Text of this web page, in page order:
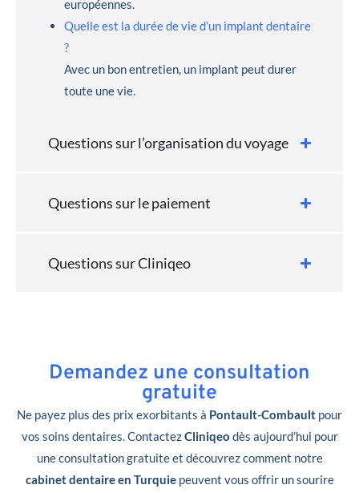
européennes.
Quelle est la durée de vie d’un implant dentaire
?
Avec un bon entretien, un implant peut durer
toute une vie.
Questions sur l’organisation du voyage
Questions sur le paiement
Questions sur Cliniqeo
Demandez une consultation
gratuite
Ne payez plus des prix exorbitants à Pontault-Combault pour
vos soins dentaires. ContactezCliniqeo dès aujourd’hui pour
une consultation gratuite et découvrez comment notre
cabinet dentaire en Turquiepeuvent vous offrir un sourire